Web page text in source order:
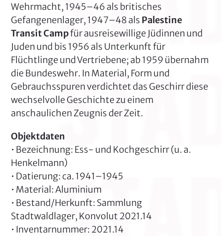
Wehrmacht, 1945–46 als britisches
Gefangenenlager, 1947–48 als Palestine
Transit Campfür ausreisewillige Jüdinnen und
Juden und bis 1956 als Unterkunft für
Flüchtlinge und Vertriebene; ab 1959 übernahm
die Bundeswehr. In Material, Form und
Gebrauchsspuren verdichtet das Geschirr diese
wechselvolle Geschichte zu einem
anschaulichen Zeugnis der Zeit.
Objektdaten
• Bezeichnung: Ess- und Kochgeschirr (u. a.
Henkelmann)
• Datierung: ca. 1941–1945
• Material: Aluminium
• Bestand/Herkunft: Sammlung
Stadtwaldlager, Konvolut 2021.14
• Inventarnummer: 2021.14